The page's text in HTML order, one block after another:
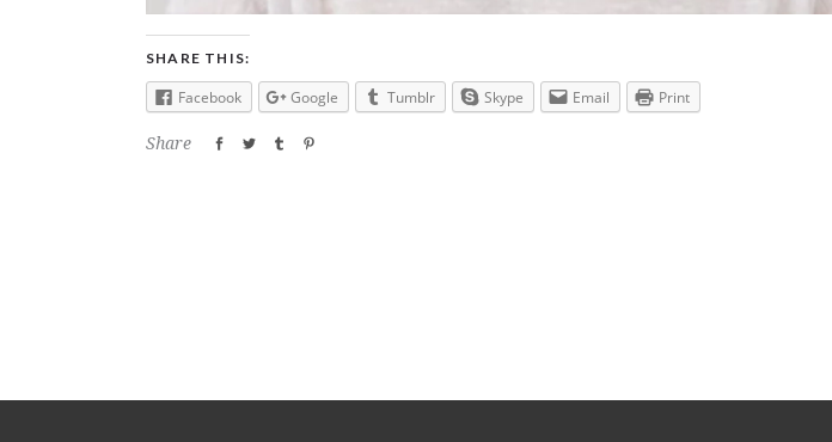
SHARE THIS:
Facebook Google Tumblr Skype Email Print
Share